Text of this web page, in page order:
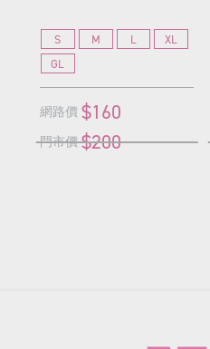
S M L
XL
GL
網路價 $160
門市價 $200